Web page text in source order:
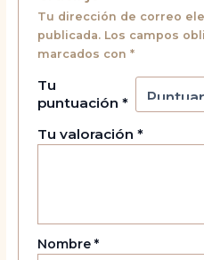
Tu dirección de correo
publicada. Los campos
marcados con *
Tu
puntuación *
Tu valoración *
Nombre *